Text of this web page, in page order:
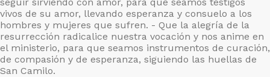
vivos de su amor, llevando esperanza y consuelo a los
hombres y mujeres que sufren. - Que la alegría de la
resurrección radicalice nuestra vocación y nos anime en
el ministerio, para que seamos instrumentos de curación,
de compasión y de esperanza, siguiendo las huellas de
San Camilo.